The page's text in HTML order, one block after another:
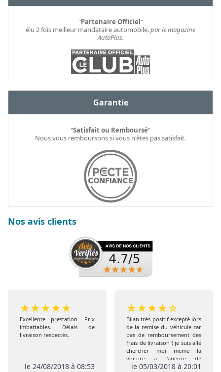
"Partenaire Officiel"
élu 2 fois meilleur mandataire automobile.par le magazine
AutoPlus.
Garantie
"Satisfait ou Remboursé"
Nous vous remboursons si vous n'êtes pas satisfait.
Nos avis clients
★★★★★
Excellente prestation. Prix
imbattables. Délais de
livraison respectés.
le 24/08/2018 à 08:53
★★★★☆
Bilan très positif excepté lors
de la remise du véhicule car
pas de remboursement des
frais de livraison ( je suis allé
chercher moi meme la
voiture a l'agence de
Coigneres) comme prévu
le 05/03/2018 à 20:01